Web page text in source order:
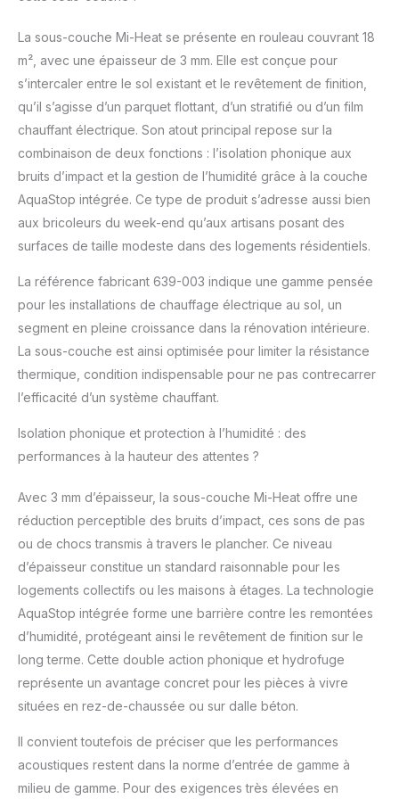
ponctuelle jusqu'à
2mm - Haute
résistance à la
compression &
Résistance au passage
de la chaleur :
~0,11m²K/W -
Résistance à la
Réduction des bruits
d'impact : 21dB
couche de pose sous :
stratifié, parquet, vinyle
sur planches de
support HDF
La sous-couche Mi-Heat se présente en rouleau couvrant 18
m², avec une épaisseur de 3 mm. Elle est conçue pour
s’intercaler entre le sol existant et le revêtement de finition,
qu’il s’agisse d’un parquet flottant, d’un stratifié ou d’un film
chauffant électrique. Son atout principal repose sur la
combinaison de deux fonctions : l’isolation phonique aux
bruits d’impact et la gestion de l’humidité grâce à la couche
AquaStop intégrée. Ce type de produit s’adresse aussi bien
aux bricoleurs du week-end qu’aux artisans posant des
surfaces de taille modeste dans des logements résidentiels.
La référence fabricant 639-003 indique une gamme pensée
pour les installations de chauffage électrique au sol, un
segment en pleine croissance dans la rénovation intérieure.
La sous-couche est ainsi optimisée pour limiter la résistance
thermique, condition indispensable pour ne pas contrecarrer
l’efficacité d’un système chauffant.
Isolation phonique et protection à l’humidité : des
performances à la hauteur des attentes ?
Avec 3 mm d’épaisseur, la sous-couche Mi-Heat offre une
réduction perceptible des bruits d’impact, ces sons de pas
ou de chocs transmis à travers le plancher. Ce niveau
d’épaisseur constitue un standard raisonnable pour les
logements collectifs ou les maisons à étages. La technologie
AquaStop intégrée forme une barrière contre les remontées
d’humidité, protégeant ainsi le revêtement de finition sur le
long terme. Cette double action phonique et hydrofuge
représente un avantage concret pour les pièces à vivre
situées en rez-de-chaussée ou sur dalle béton.
Il convient toutefois de préciser que les performances
acoustiques restent dans la norme d’entrée de gamme à
milieu de gamme. Pour des exigences très élevées en